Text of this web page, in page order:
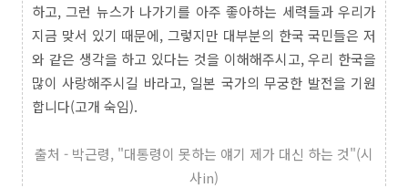
하고, 그런 뉴스가 나가기를 아주 좋아하는 세력들과 우리가
지금 맞서 있기 때문에, 그렇지만 대부분의 한국 국민들은 저
와 같은 생각을 하고 있다는 것을 이해해주시고, 우리 한국을
많이 사랑해주시길 바라고, 일본 국가의 무궁한 발전을 기원
합니다(고개 숙임).
출처 - 박근령, "대통령이 못하는 얘기 제가 대신 하는 것"(시
사in)